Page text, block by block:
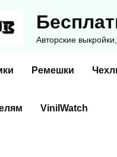
Авторские
Ремешки
VinilWatch